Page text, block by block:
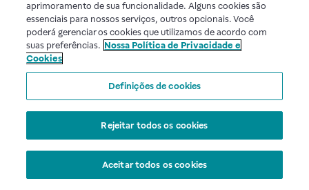
aprimoramento de sua funcionalidade. Alguns cookies são
essenciais para nossos serviços, outros opcionais. Você
poderá gerenciar os cookies que utilizamos de acordo com
suas preferências. Nossa Política de Privacidade e
Cookies
Definições de cookies
Rejeitar todos os cookies
Aceitar todos os cookies